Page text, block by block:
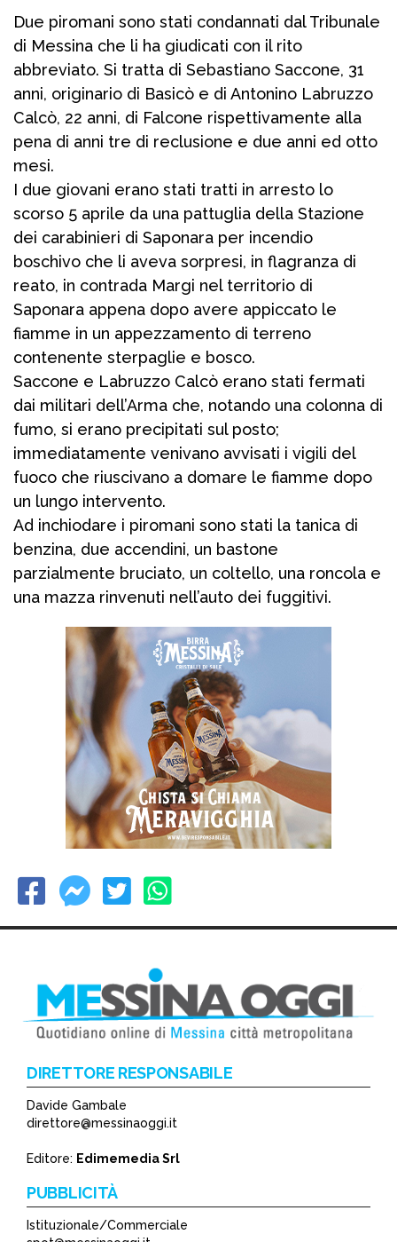
Due piromani sono stati condannati dal Tribunale
di Messina che li ha giudicati con il rito
abbreviato. Si tratta di Sebastiano Saccone, 31
anni, originario di Basicò e di Antonino Labruzzo
Calcò, 22 anni, di Falcone rispettivamente alla
pena di anni tre di reclusione e due anni ed otto
mesi.
I due giovani erano stati tratti in arresto lo
scorso 5 aprile da una pattuglia della Stazione
dei carabinieri di Saponara per incendio
boschivo che li aveva sorpresi, in flagranza di
reato, in contrada Margi nel territorio di
Saponara appena dopo avere appiccato le
fiamme in un appezzamento di terreno
contenente sterpaglie e bosco.
Saccone e Labruzzo Calcò erano stati fermati
dai militari dell’Arma che, notando una colonna di
fumo, si erano precipitati sul posto;
immediatamente venivano avvisati i vigili del
fuoco che riuscivano a domare le fiamme dopo
un lungo intervento.
Ad inchiodare i piromani sono stati la tanica di
benzina, due accendini, un bastone
parzialmente bruciato, un coltello, una roncola e
una mazza rinvenuti nell’auto dei fuggitivi.
DIRETTORE RESPONSABILE
Davide Gambale
direttore@messinaoggi.it
Editore: Edimemedia Srl
PUBBLICITÀ
Istituzionale/Commerciale